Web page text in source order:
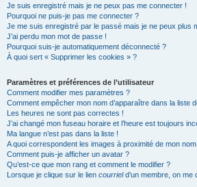
Je suis enregistré mais je ne peux pas me connecter !
Pourquoi ne puis-je pas me connecter ?
Je me suis enregistré par le passé mais je ne peux plus
J’ai perdu mon mot de passe !
Pourquoi suis-je automatiquement déconnecté ?
À quoi sert « Supprimer les cookies » ?
Paramètres et préférences de l’utilisateur
Comment modifier mes paramètres ?
Comment empêcher mon nom d’apparaître dans la liste
Les heures ne sont pas correctes !
J’ai changé mon fuseau horaire et l’heure est toujours
Ma langue n’est pas dans la liste !
A quoi correspondent les images à proximité de mon nom
Comment puis-je afficher un avatar ?
Qu’est-ce que mon rang et comment le modifier ?
Lorsque je clique sur le lien courrield’un membre, on me